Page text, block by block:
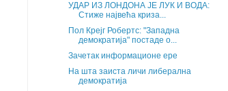
УДАР ИЗ ЛОНДОНА ЈЕ ЛУК И ВОДА:
Стиже највећа криза...
Пол Крејг Робертс: "Западна
демократија" постаде о...
Зачетак информационе ере
На шта заиста личи либерална
демократија